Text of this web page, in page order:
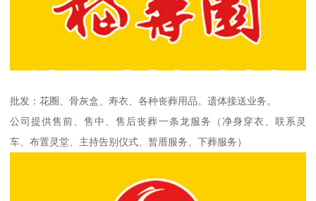
批发：花圈、骨灰盒、寿衣、各种丧葬用品。遗体接送业务。
公司提供售前、售中、售后丧葬一条龙服务（净身穿衣、联系灵
车、布置灵堂、主持告别仪式、暂厝服务、下葬服务）